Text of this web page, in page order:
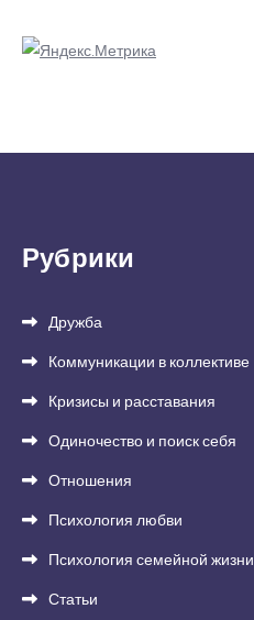
Рубрики
Дружба
Коммуникации в коллективе
Кризисы и расставания
Одиночество и поиск себя
Отношения
Психология любви
Психология семейной жизни
Статьи